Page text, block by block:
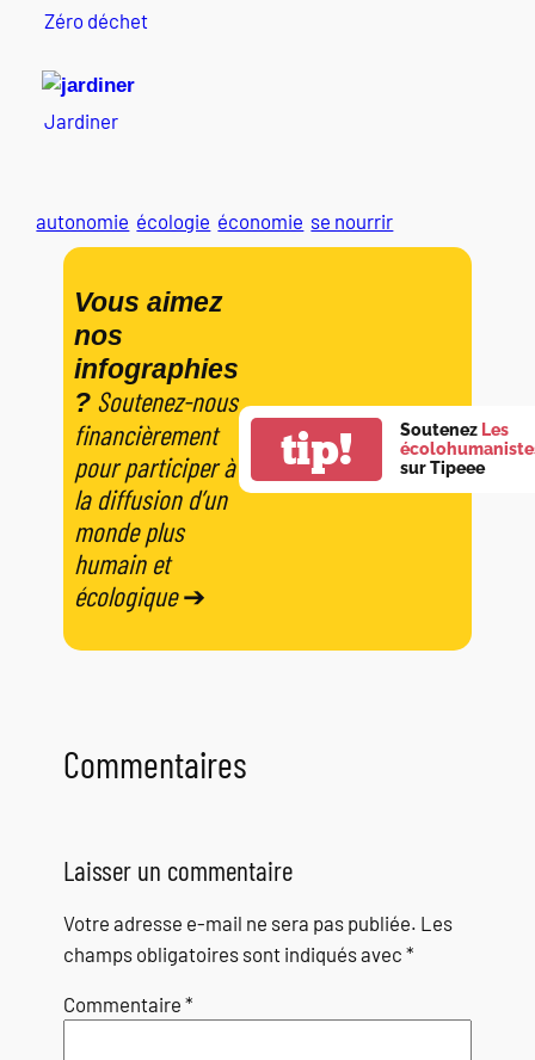
Zéro déchet
Jardiner
autonomie écologie économie se nourrir
Vous aimez
nos
infographies
? Soutenez-nous
financièrement
pour participer à
la diffusion d’un
monde plus
humain et
écologique➔
tip! Soutenez Les
sur Tipeee
Commentaires
Laisser un commentaire
Votre adresse e-mail ne sera pas publiée. Les
champs obligatoires sont indiqués avec *
Commentaire *